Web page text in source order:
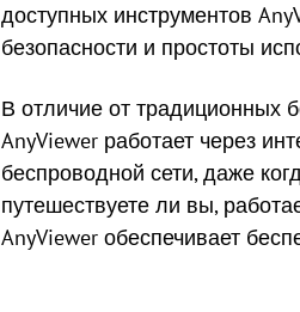
доступных инструментов
безопасности и простоты
В отличие от традиционных
AnyViewer работает через
беспроводной сети, даже
путешествуете ли вы,
AnyViewer обеспечивает